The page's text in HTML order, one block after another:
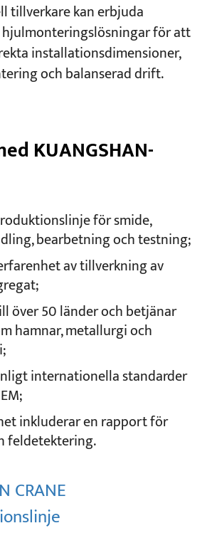
tillverkare kan erbjuda
hjulmonteringslösningar för att
installationsdimensioner,
och balanserad drift.
KUANGSHAN-
för smide,
bearbetning och testning;
av tillverkning av
över 50 länder och betjänar
hamnar, metallurgi och
internationella standarder
inkluderar en rapport för
feldetektering.
CRANE